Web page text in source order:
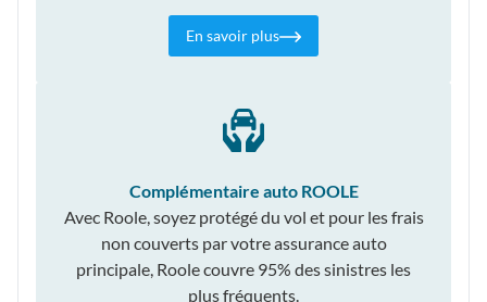
En savoir plus
Complémentaire auto ROOLE
Avec Roole, soyez protégé du vol et pour les frais
non couverts par votre assurance auto
principale, Roole couvre 95% des sinistres les
plus fréquents.